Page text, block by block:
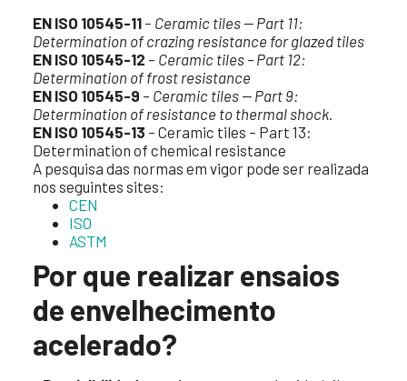
EN ISO 10545-11 – Ceramic tiles — Part 11:
Determination of crazing resistance for glazed tiles
EN ISO 10545-12 – Ceramic tiles – Part 12:
Determination of frost resistance
EN ISO 10545-9 – Ceramic tiles — Part 9:
Determination of resistance to thermal shock
EN ISO 10545-13 – Ceramic tiles – Part 13:
Determination of chemical resistance
A pesquisa das normas em vigor pode ser realizada
nos seguintes sites:
CEN
ISO
ASTM
Por que realizar ensaios
de envelhecimento
acelerado?